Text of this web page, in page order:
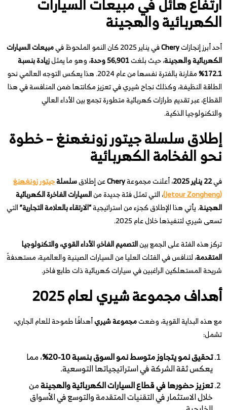
الكهربائية والهجينة
أحد أبرز إنجازاتCheryفي يناير 2025 كان النمو الملحوظ في
مبيعات السيارات
الكهربائية والهجينة، حيث بلغت56,901 وحدة ، وهو ما يمثلزيادة بنسبة
172.1%
مقارنة بالفترة نفسها من عام 2024. هذا يعكس التوجه العالمي نحو
الطاقة النظيفة، وكذلك نجاح شيري في تعزيز مكانتها ضمن المنافسة في هذا
القطاع، عبر تقديم طرازات كهربائية متطورة تجمع بين الأداء العالي
والتكنولوجيا الذكية.
إطلاق سلسلة جيتور زونغهنغ – خطوة
نحو الفخامة الكهربائية
في22 يناير 2025 ، أعلنت مجموعةCheryعن إطلاقسلسلةجيتور زونغهنغ
(
JetourZongheng) ، التي تمثل فئة جديدة منالسيارات الفاخرة الكهربائية
الهجينة. يأتي هذا الإطلاق كجزء من استراتيجية“الارتقاء بالعلامة التجارية”التي
تسعى شيري لتنفيذها خلال عام 2025.
تركز هذه الفئة على الجمع بينالتصميم الفاخر، الأداء القوي، والتكنولوجيا
المتقدمة، لتنافس في الفئات العليا من السيارات الصينية والعالمية، مستهدفةً
شريحة المستهلكين الراغبين في سيارات كهربائية ذات طابع فاخر.
أهداف مجموعة شيري لعام 2025
مع هذه البداية القوية، وضعتمجموعة شيريأهدافًا طموحة للعام الجاري،
تشمل:
تحقيق نمو يتجاوز متوسط نمو السوق بنسبة 10-20%
، مما
يعكس ثقة الشركة في استراتيجياتها التوسعية.
تعزيز حضورها في قطاع السيارات الكهربائية والهجينةمن
خلال الاستثمار في التقنيات المتقدمة والتوسع في الأسواق